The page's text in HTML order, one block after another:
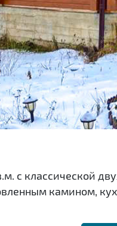
с классической
камином,